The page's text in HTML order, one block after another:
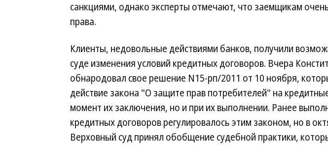
санкциями, однако эксперты отмечают, что заемщикам
права.
Клиенты, недовольные действиями банков, получили
суде изменения условий кредитных договоров. Вчера
обнародовал свое решение N15-рп/2011 от 10 ноября,
действие закона "О защите прав потребителей" на
момент их заключения, но и при их выполнении. Ранее
кредитных договоров регулировалось этим законом, но в
Верховный суд принял обобщение судебной практики,